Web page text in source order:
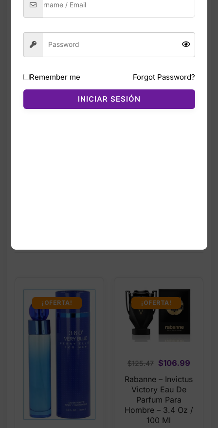
transpirabilidad y comodidad durante
actividades físicas o uso casual.
adidas con detalles minimalistas y un ajuste
regular que se adapta al movimiento. Es una
opción versátil para quienes buscan una
camiseta deportiva de calidad con estética
limpia y moderna.
¡OFERTA! ¡OFERTA!
$125.47
Original
price
was:
$125.47.
$106.99
Rabanne – Invictus
Victory Eau De
Parfum Para
Hombre – 3.4 Oz /
100 Ml
Remember me Forgot Password?
INICIAR SESIÓN